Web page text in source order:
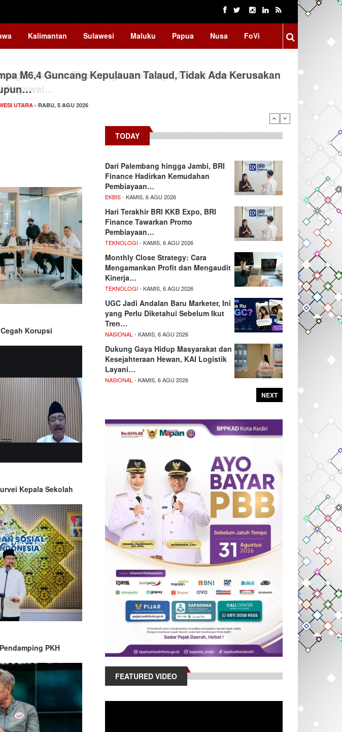
Kalimantan Sulawesi Maluku Papua Nusa FoVi
M6,4 Guncang Kepulauan Talaud, Tidak Ada Kerusakan
UTARA- RABU, 5 AGU 2026
Korupsi
Kepala Sekolah
PKH
TODAY
Dari Palembang hingga Jambi, BRI
Finance Hadirkan Kemudahan
Pembiayaan…
EKBIS- KAMIS, 6 AGU 2026
Hari Terakhir BRI KKB Expo, BRI
Finance Tawarkan Promo
Pembiayaan…
TEKNOLOGI- KAMIS, 6 AGU 2026
Monthly Close Strategy: Cara
Mengamankan Profit dan Mengaudit
Kinerja…
TEKNOLOGI- KAMIS, 6 AGU 2026
UGC Jadi Andalan Baru Marketer, Ini
yang Perlu Diketahui Sebelum Ikut
Tren…
NASIONAL - KAMIS, 6 AGU 2026
Dukung Gaya Hidup Masyarakat dan
Kesejahteraan Hewan, KAI Logistik
Layani…
NASIONAL - KAMIS, 6 AGU 2026
NEXT
FEATURED VIDEO